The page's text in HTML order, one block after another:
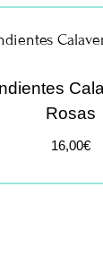
Rosas
16,00€